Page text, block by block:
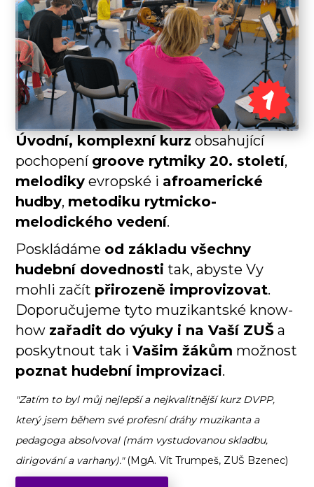
Úvodní, komplexní kurzobsahující
pochopení groove rytmiky 20. století,
melodiky evropské i afroamerické
hudby, metodiku rytmicko-
melodického vedení.
Poskládáme od základu všechny
hudební dovednosti tak, abyste Vy
mohli začít přirozeně improvizovat.
Doporučujeme tyto muzikantské know-
how zařadit do výuky i na Vaší ZUŠ a
poskytnout tak iVašim žákům možnost
poznat hudební improvizaci.
"Zatím to byl můj nejlepší a nejkvalitnější kurz DVPP,
který jsem během své profesní dráhy muzikanta a
pedagoga absolvoval (mám vystudovanou skladbu,
dirigování a varhany)."(MgA. Vít Trumpeš, ZUŠ Bzenec)